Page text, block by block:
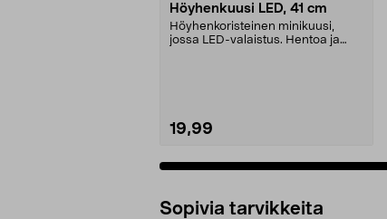
Höyhenkuusi LED, 41 cm
Höyhenkoristeinen minikuusi,
jossa LED-valaistus. Hentoa ja
19,99
Sopivia tarvikkeita